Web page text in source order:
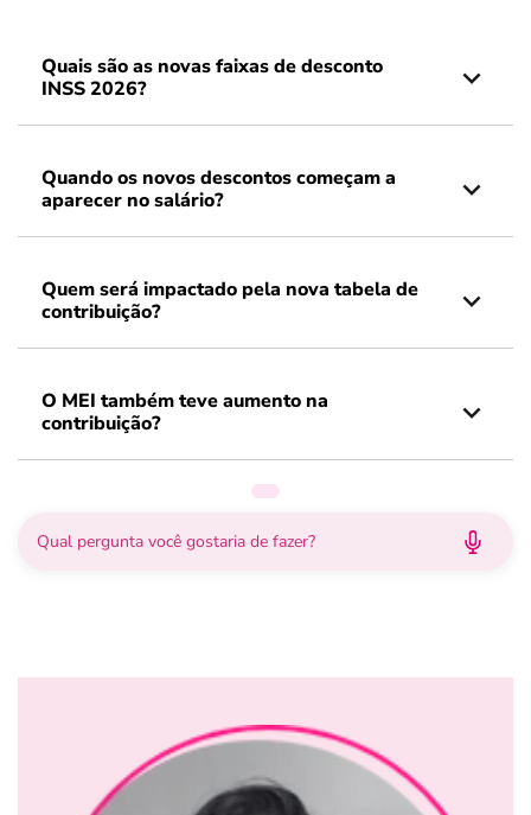
Quais são as novas faixas de desconto
INSS 2026?
Quando os novos descontos começam a
aparecer no salário?
Quem será impactado pela nova tabela de
contribuição?
O MEI também teve aumento na
contribuição?